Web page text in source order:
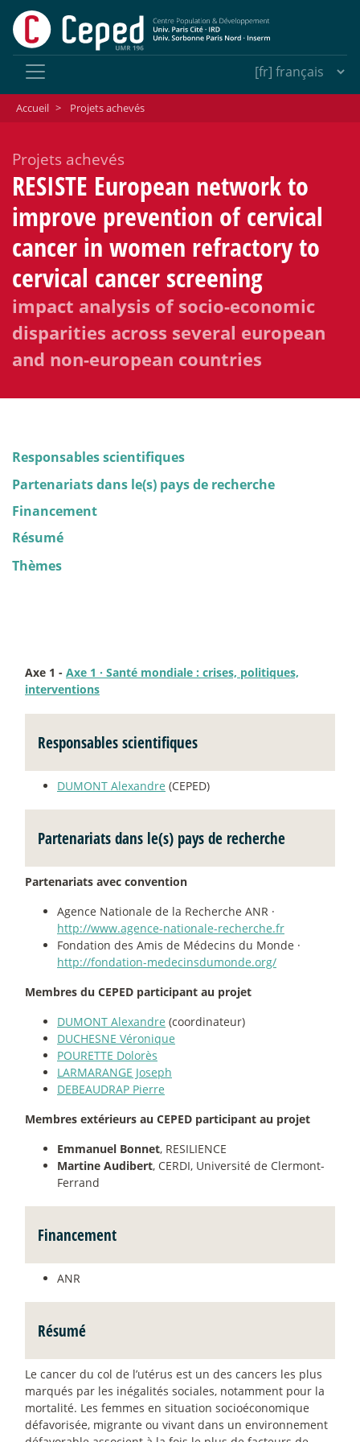
Accueil > Projets achevés
Projets achevés
RESISTE European network to
improve prevention of cervical
cancer in women refractory to
cervical cancer screening
impact analysis of socio-economic
disparities across several european
and non-european countries
Responsables scientifiques
Partenariats dans le(s) pays de recherche
Financement
Résumé
Thèmes
Axe 1 - Axe 1 · Santé mondiale : crises, politiques,
interventions
Responsables scientifiques
DUMONT Alexandre (CEPED)
Partenariats dans le(s) pays de recherche
Partenariats avec convention
Agence Nationale de la Recherche ANR ·
http://www.agence-nationale-recherche.fr
Fondation des Amis de Médecins du Monde ·
http://fondation-medecinsdumonde.org/
Membres du CEPED participant au projet
DUMONT Alexandre (coordinateur)
DUCHESNE Véronique
POURETTE Dolorès
LARMARANGE Joseph
DEBEAUDRAP Pierre
Membres extérieurs au CEPED participant au projet
Emmanuel Bonnet, RESILIENCE
Martine Audibert, CERDI, Université de Clermont-
Ferrand
Financement
ANR
Résumé
Le cancer du col de l’utérus est un des cancers les plus
marqués par les inégalités sociales, notamment pour la
mortalité. Les femmes en situation socioéconomique
défavorisée, migrante ou vivant dans un environnement